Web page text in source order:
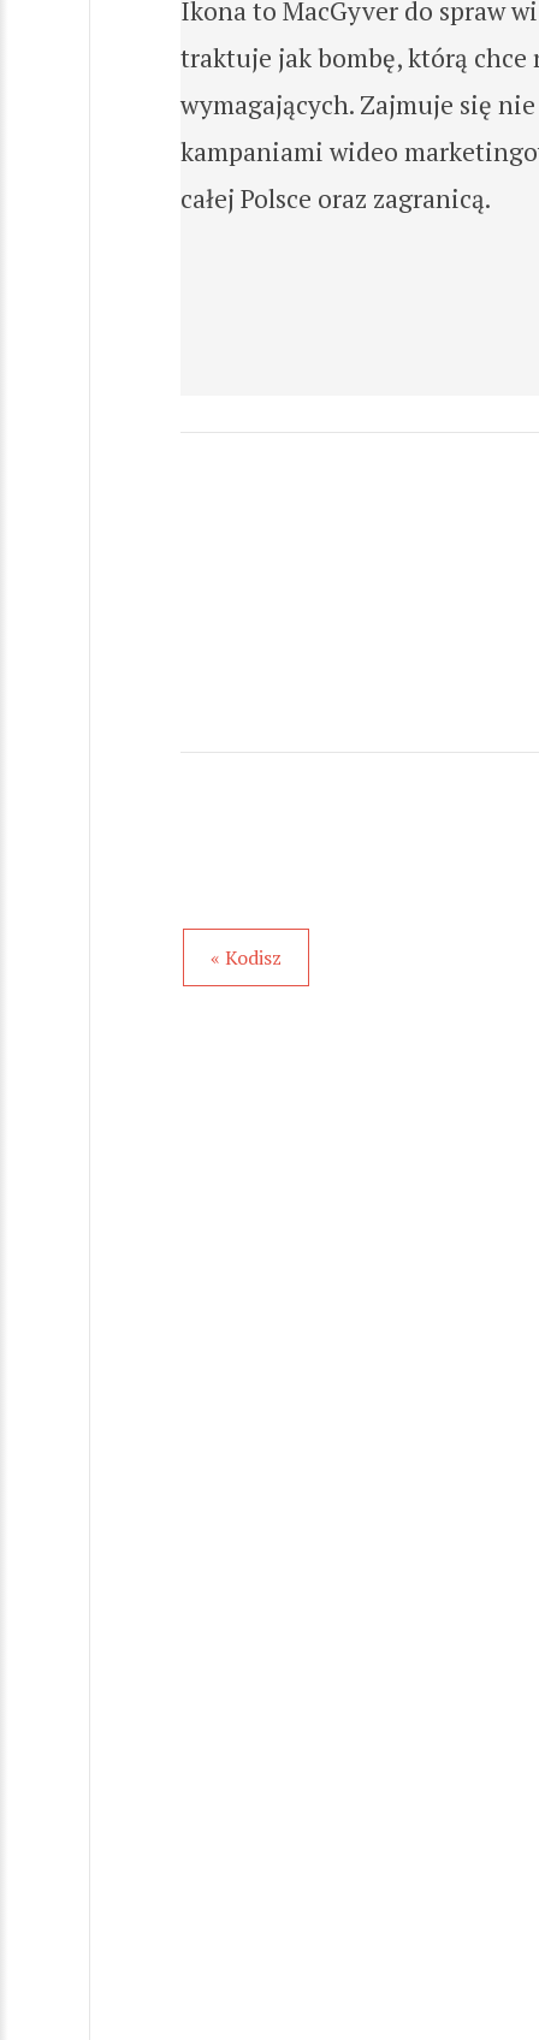
Ikona to MacGyver do spraw
traktuje jak bombę, którą
wymagających. Zajmuje się
kampaniami wideo
całej Polsce oraz zagranicą.
« Kodisz